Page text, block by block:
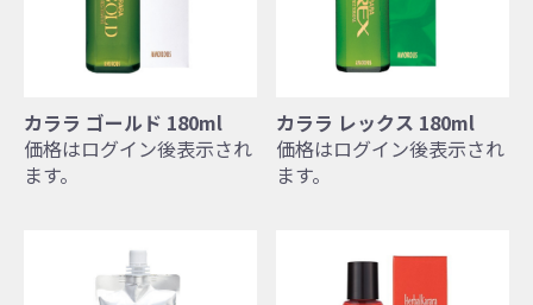
カララ ゴールド 180ml
価格はログイン後表示され
ます。
カララ レックス 180ml
価格はログイン後表示され
ます。